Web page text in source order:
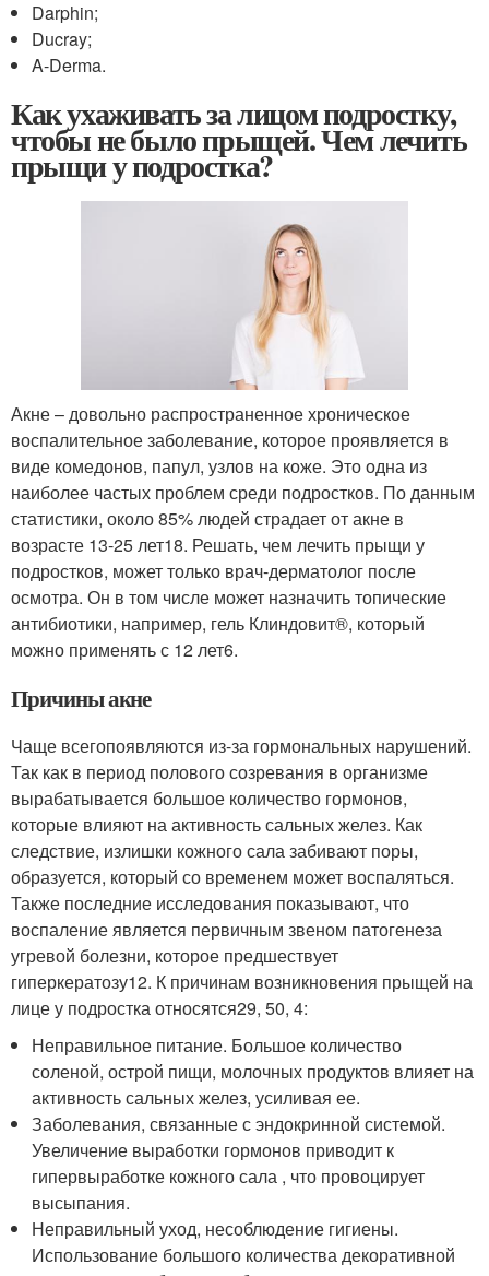
Darphin;
Ducray;
A-Derma.
Как ухаживать за лицом подростку,
чтобы не было прыщей. Чем лечить
прыщи у подростка?
Акне – довольно распространенное хроническое
воспалительное заболевание, которое проявляется в
виде комедонов, папул, узлов на коже. Это одна из
наиболее частых проблем среди подростков. По данным
статистики, около 85% людей страдает от акне в
возрасте 13-25 лет18. Решать, чем лечить прыщи у
подростков, может только врач-дерматолог после
осмотра. Он в том числе может назначить топические
антибиотики, например, гель Клиндовит®, который
можно применять с 12 лет6.
Причины акне
Чаще всегопоявляются из-за гормональных нарушений.
Так как в период полового созревания в организме
вырабатывается большое количество гормонов,
которые влияют на активность сальных желез. Как
следствие, излишки кожного сала забивают поры,
образуется, который со временем может воспаляться.
Также последние исследования показывают, что
воспаление является первичным звеном патогенеза
угревой болезни, которое предшествует
гиперкератозу12. К причинам возникновения прыщей на
лице у подростка относятся29, 50, 4:
Неправильное питание. Большое количество
соленой, острой пищи, молочных продуктов влияет на
активность сальных желез, усиливая ее.
Заболевания, связанные с эндокринной системой.
Увеличение выработки гормонов приводит к
гипервыработке кожного сала , что провоцирует
высыпания.
Неправильный уход, несоблюдение гигиены.
Использование большого количества декоративной